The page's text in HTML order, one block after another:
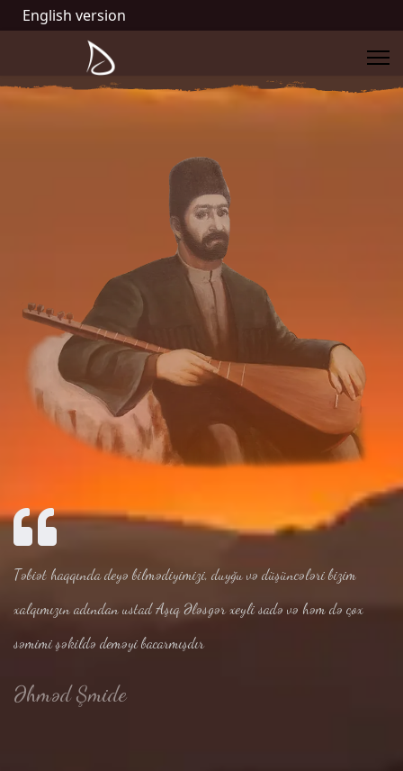
English version
Təbiət haqqında deyə bilmədiyimizi, duyğu və düşüncələri bizim
xalqımızın adından ustad Aşıq Ələsgər xeyli sadə və həm də çox
səmimi şəkildə deməyi bacarmışdır
Əhməd Şmide